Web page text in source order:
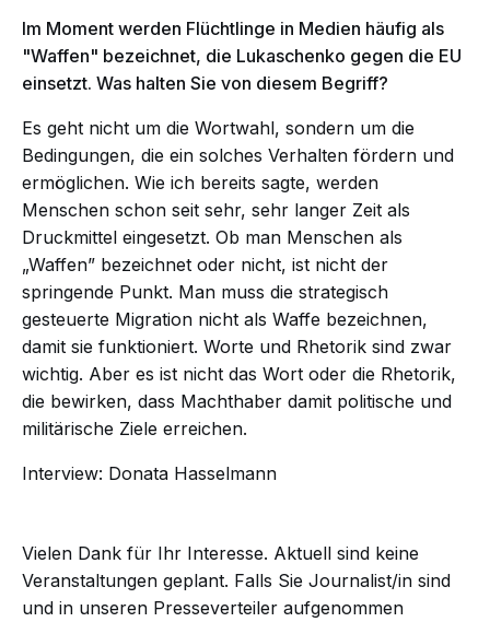
Im Moment werden Flüchtlinge in Medien häufig als
"Waffen" bezeichnet, die Lukaschenko gegen die EU
einsetzt. Was halten Sie von diesem Begriff?
Es geht nicht um die Wortwahl, sondern um die
Bedingungen, die ein solches Verhalten fördern und
ermöglichen. Wie ich bereits sagte, werden
Menschen schon seit sehr, sehr langer Zeit als
Druckmittel eingesetzt. Ob man Menschen als
„Waffen” bezeichnet oder nicht, ist nicht der
springende Punkt. Man muss die strategisch
gesteuerte Migration nicht als Waffe bezeichnen,
damit sie funktioniert. Worte und Rhetorik sind zwar
wichtig. Aber es ist nicht das Wort oder die Rhetorik,
die bewirken, dass Machthaber damit politische und
militärische Ziele erreichen.
Interview: Donata Hasselmann
Vielen Dank für Ihr Interesse. Aktuell sind keine
Veranstaltungen geplant. Falls Sie Journalist/in sind
und in unseren Presseverteiler aufgenommen